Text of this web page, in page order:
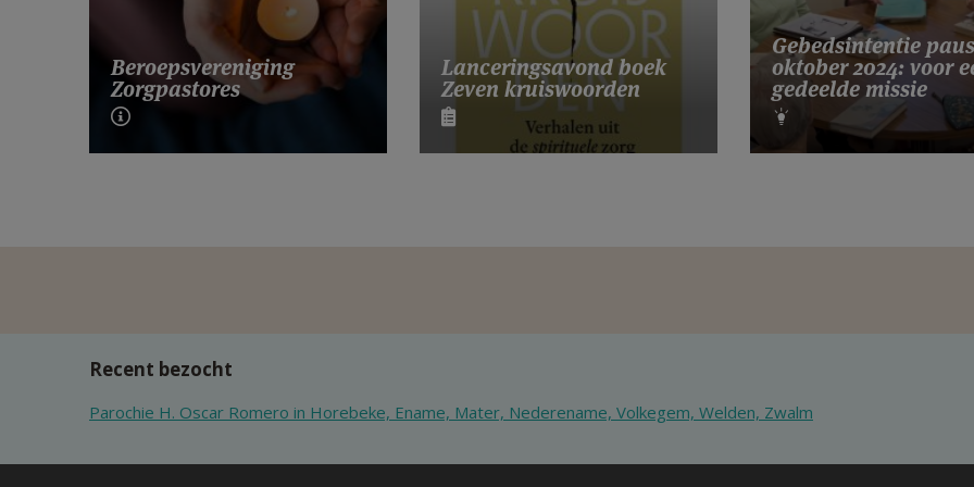
Beroepsvereniging
Zorgpastores
Lanceringsavond boek
Zeven kruiswoorden
Gebedsintentie paus
oktober 2024: voor
gedeelde missie
Recent bezocht
Parochie H. Oscar Romero in Horebeke, Ename, Mater, Nederename, Volkegem, Welden, Zwalm